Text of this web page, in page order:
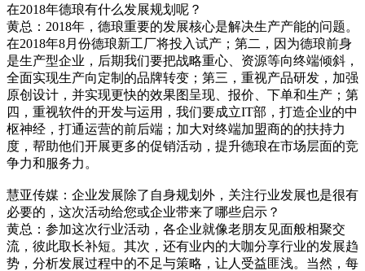
在2018年德琅有什么发展规划呢？
黄总：2018年，德琅重要的发展核心是解决生产产能的问题。
在2018年8月份德琅新工厂将投入试产；第二，因为德琅前身
是生产型企业，后期我们要把战略重心、资源等向终端倾斜，
全面实现生产向定制的品牌转变；第三，重视产品研发，加强
原创设计，并实现更快的效果图呈现、报价、下单和生产；第
四，重视软件的开发与运用，我们要成立IT部，打造企业的中
枢神经，打通运营的前后端；加大对终端加盟商的的扶持力
度，帮助他们开展更多的促销活动，提升德琅在市场层面的竞
争力和服务力。
慧亚传媒：企业发展除了自身规划外，关注行业发展也是很有
必要的，这次活动给您或企业带来了哪些启示？
黄总：参加这次行业活动，各企业就像老朋友见面般相聚交
流，彼此取长补短。其次，还有业内的大咖分享行业的发展趋
势，分析发展过程中的不足与策略，让人受益匪浅。当然，每